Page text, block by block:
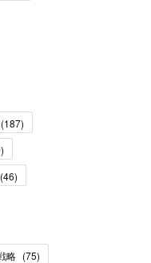
(187)
)
(46)
略 (75)